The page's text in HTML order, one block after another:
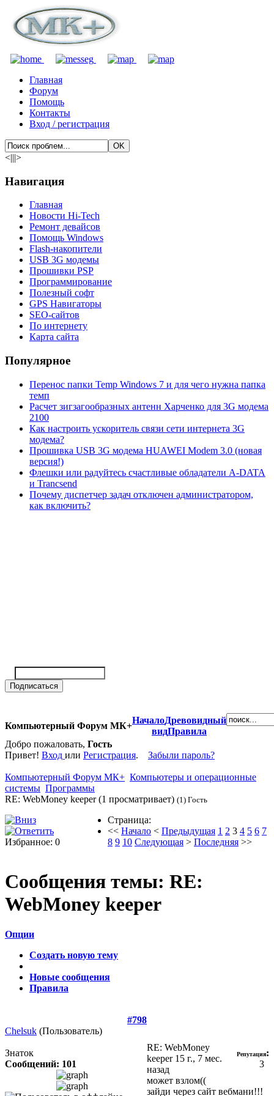
Главная
Форум
Помощь
Контакты
Вход / регистрация
<|||>
Навигация
Главная
Новости Hi-Tech
Ремонт девайсов
Помощь Windows
Flash-накопители
USB 3G модемы
Прошивки PSP
Программирование
Полезный софт
GPS Навигаторы
SEO-сайтов
По интернету
Карта сайта
Популярное
Перенос папки Temp Windows 7 и для чего нужна папка
темп
Расчет зигзагообразных антенн Харченко для 3G модема
2100
Как настроить ускоритель связи сети интернета 3G
модема?
Прошивка USB 3G модема HUAWEI Modem 3.0 (новая
версия!)
Флешки или радуйтесь счастливые обладатели A-DATA
и Trancsend
Почему диспетчер задач отключен администратором,
как включить?
Компьютерный Форум МК+
НачалоДревовидный
видПравила
Добро пожаловать, Гость
Привет! Вход или Регистрация. Забыли пароль?
Компьютерный Форум МК+ Компьютеры и операционные
системы Программы
RE: WebMoney keeper (1 просматривает) (1) Гость
Избранное: 0
Страница:
<< Начало < Предыдущая 1 2 3 4 5 6 7
8 9 10 Следующая > Последняя >>
Сообщения темы: RE:
WebMoney keeper
Опции
Создать новую тему
Новые сообщения
Правила
#798
Chelsuk (Пользователь)
Знаток
Сообщений: 101
RE: WebMoney
keeper 15 г., 7 мес.
назад
Репутация:
3
может взлом((
зайди через сайт вебмани!!!